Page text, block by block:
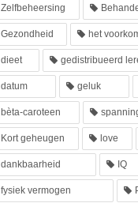
Zelfbeheersing
Gezondheid het
dieet gedistribueerd
datum geluk
bèta-caroteen
Kort geheugen love
dankbaarheid IQ
fysiek vermogen